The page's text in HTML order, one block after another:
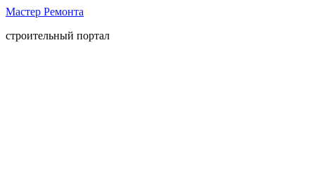
Мастер Ремонта
строительный портал